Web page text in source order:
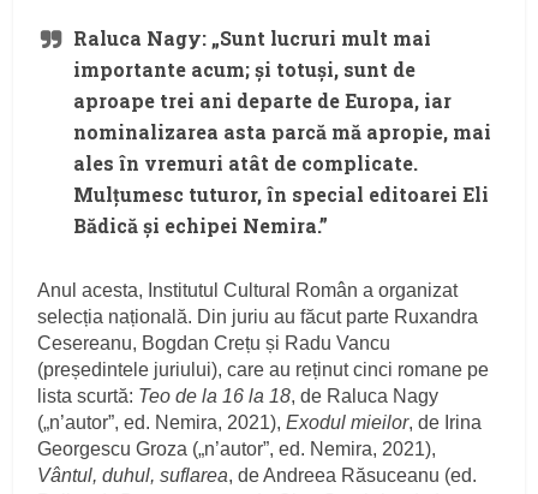
Raluca Nagy: „Sunt lucruri mult mai
importante acum; și totuși, sunt de
aproape trei ani departe de Europa, iar
nominalizarea asta parcă mă apropie, mai
ales în vremuri atât de complicate.
Mulțumesc tuturor, în special editoarei Eli
Bădică și echipei Nemira.”
Anul acesta, Institutul Cultural Român a organizat
selecția națională. Din juriu au făcut parte Ruxandra
Cesereanu, Bogdan Crețu și Radu Vancu
(președintele juriului), care au reținut cinci romane pe
lista scurtă: Teo de la 16 la 18, de Raluca Nagy
(„n’autor”, ed. Nemira, 2021),Exodul mieilor, de Irina
Georgescu Groza („n’autor”, ed. Nemira, 2021),
Vântul, duhul, suflarea, de Andreea Răsuceanu (ed.